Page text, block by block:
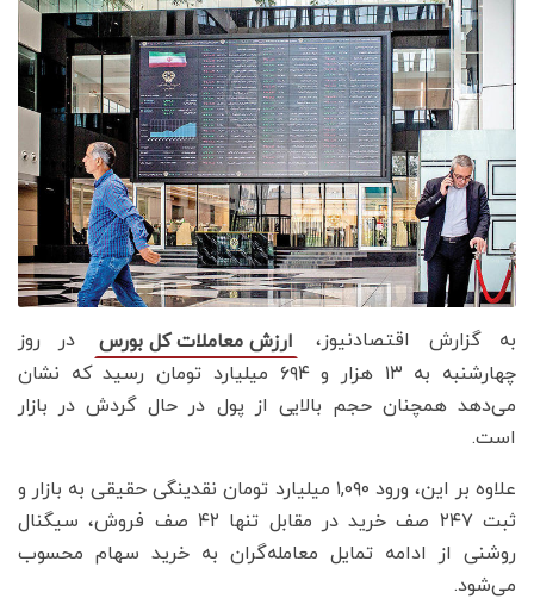
به گزارش اقتصادنیوز، ارزش معاملات کل بورس
در روز
چهارشنبه به ۱۳ هزار و ۶۹۴ میلیارد تومان رسید که نشان
می‌دهد همچنان حجم بالایی از پول در حال گردش در بازار
است.
علاوه بر این، ورود ۱,۰۹۰ میلیارد تومان نقدینگی حقیقی به بازار و
ثبت ۲۴۷ صف خرید در مقابل تنها ۴۲ صف فروش، سیگنال
روشنی از ادامه تمایل معامله‌گران به خرید سهام محسوب
می‌شود.